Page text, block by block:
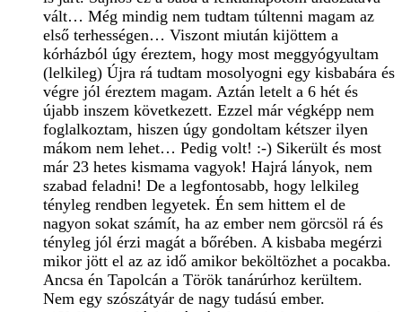
vált… Még mindig nem tudtam túltenni magam az
első terhességen… Viszont miután kijöttem a
kórházból úgy éreztem, hogy most meggyógyultam
(lelkileg) Újra rá tudtam mosolyogni egy kisbabára és
végre jól éreztem magam. Aztán letelt a 6 hét és
újabb inszem következett. Ezzel már végképp nem
foglalkoztam, hiszen úgy gondoltam kétszer ilyen
mákom nem lehet… Pedig volt! :-) Sikerült és most
már 23 hetes kismama vagyok! Hajrá lányok, nem
szabad feladni! De a legfontosabb, hogy lelkileg
tényleg rendben legyetek. Én sem hittem el de
nagyon sokat számít, ha az ember nem görcsöl rá és
tényleg jól érzi magát a bőrében. A kisbaba megérzi
mikor jött el az az idő amikor beköltözhet a pocakba.
Ancsa én Tapolcán a Török tanárúrhoz kerültem.
Nem egy szószátyár de nagy tudású ember.